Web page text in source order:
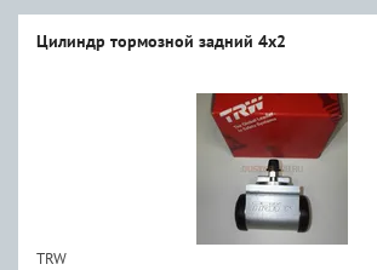
Цилиндр тормозной задний 4x2
TRW